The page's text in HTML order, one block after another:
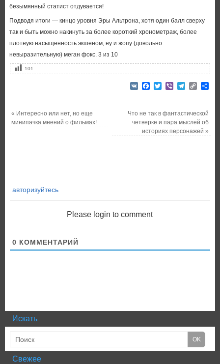
безымянный статист отдувается!
Подводя итоги — кинцо уровня Эры Альтрона, хотя один балл сверху
так и быть можно накинуть за более короткий хронометраж, более
плотную насыщенность экшеном, ну и жопу (довольно
невыразительную) меган фокс. 3 из 10
101
VK Facebook
TwitterViberTelegram
Copy
« Интересно или нет, но еще
минипачка мнений о фильмах!
Что не так в фантастической
четверке и пара мыслей об
историях персонажей»
авторизуйтесь
Please login to comment
0 КОММЕНТАРИЙ
Искать
Свежее